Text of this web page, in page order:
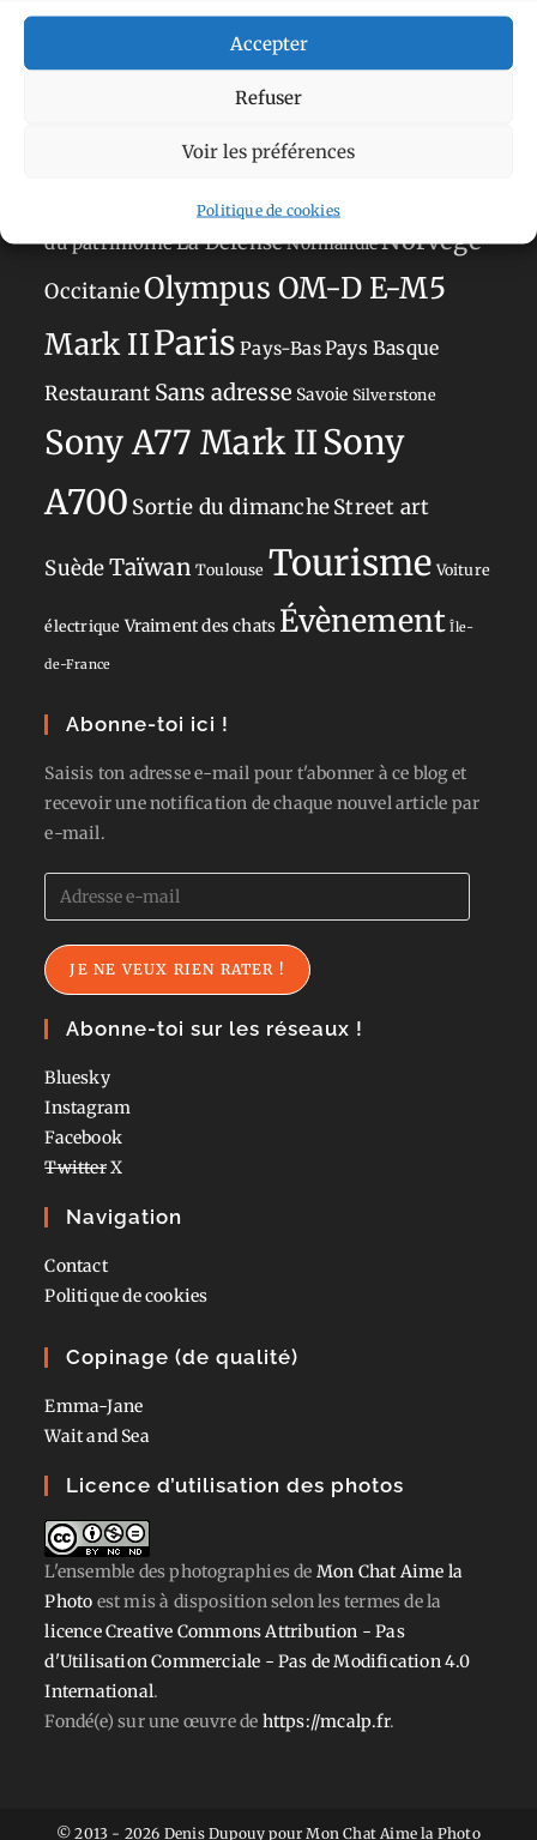
Accepter
Refuser
Voir les préférences
Politique de cookies
Tags
AilleursAimez-vous bordelAllemagne Andorre
Anti tourismeBarBelgique
CircuitDanemarkEspagne
du patrimoineLa DéfenseNormandieNorvège
OccitanieOlympus OM-D E-M5
Mark IIParis Pays-BasPays Basque
Restaurant Sans adresse Savoie Silverstone
Sony A77 Mark IISony
A700 Sortie du dimancheStreet art
SuèdeTaïwan Toulouse Tourisme Voiture
électrique Vraiment des chats Évènement Île-
de-France
Abonne-toi ici !
Saisis ton adresse e-mail pour t'abonner à ce blog et
recevoir une notification de chaque nouvel article par
e-mail.
Adresse
e-
mail
JE NE VEUX RIEN RATER !
Abonne-toi sur les réseaux !
Bluesky
Instagram
Facebook
TwitterX
Navigation
Contact
Politique de cookies
Copinage (de qualité)
Emma-Jane
Wait and Sea
Licence d’utilisation des photos
L'ensemble des photographiesde Mon Chat Aime la
Photo est mis à disposition selon les termes de la
licence Creative Commons Attribution - Pas
d'Utilisation Commerciale - Pas de Modification 4.0
International.
Fondé(e) sur une œuvre de https://mcalp.fr.
© 2013 - 2026 Denis Dupouy pour Mon Chat Aime la Photo